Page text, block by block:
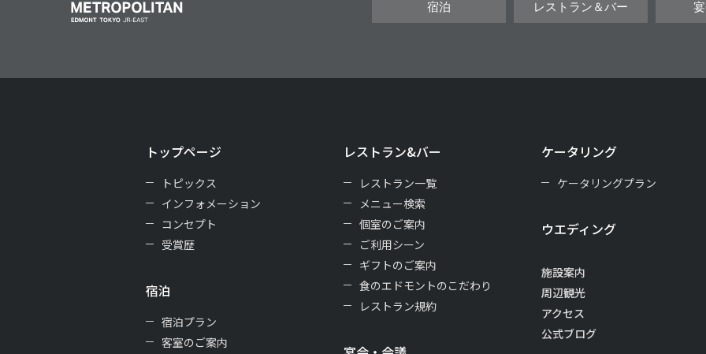
宿泊 レストラン＆バー
トップページ
トピックス
インフォメーション
コンセプト
受賞歴
宿泊
宿泊プラン
客室のご案内
レストラン&バー
レストラン一覧
メニュー検索
個室のご案内
ご利用シーン
ギフトのご案内
食のエドモントのこだわり
レストラン規約
ケータリング
ケータリングプラン
ウエディング
施設案内
周辺観光
アクセス
公式ブログ